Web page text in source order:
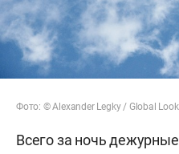
Фото: © Alexander Legky / Global
Всего за ночь